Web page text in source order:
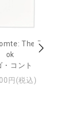
The Bo
ok
・コント
円(税込)